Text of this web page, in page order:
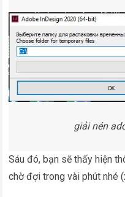
giải nén
Sáu đó, bạn sẽ thấy hiện
chờ đợi trong vài phút nhé